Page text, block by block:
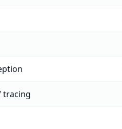
tracing